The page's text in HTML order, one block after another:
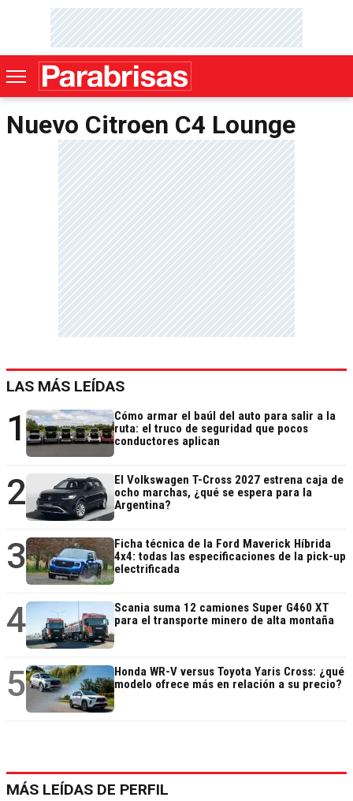
Nuevo Citroen C4 Lounge
LAS MÁS LEÍDAS
1
Cómo armar el baúl del auto para salir a la
ruta: el truco de seguridad que pocos
conductores aplican
2
El Volkswagen T-Cross 2027 estrena caja de
ocho marchas, ¿qué se espera para la
Argentina?
3
Ficha técnica de la Ford Maverick Híbrida
4x4: todas las especificaciones de la pick-up
electrificada
4
Scania suma 12 camiones Super G460 XT
para el transporte minero de alta montaña
5
Honda WR-V versus Toyota Yaris Cross: ¿qué
modelo ofrece más en relación a su precio?
MÁS LEÍDAS DE PERFIL